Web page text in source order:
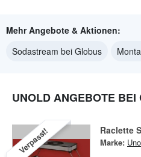
Mehr Angebote & Aktionen:
Sodastream bei Globus
UNOLD ANGEBOTE BEI
Verpasst! Raclette
Marke: